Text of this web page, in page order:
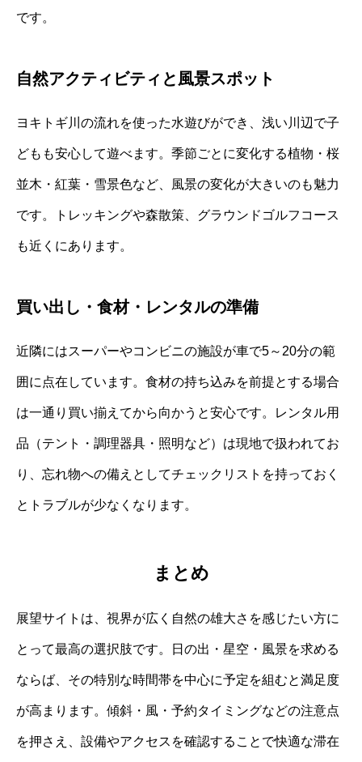
です。
自然アクティビティと風景スポット
ヨキトギ川の流れを使った水遊びができ、浅い川辺で子
どもも安心して遊べます。季節ごとに変化する植物・桜
並木・紅葉・雪景色など、風景の変化が大きいのも魅力
です。トレッキングや森散策、グラウンドゴルフコース
も近くにあります。
買い出し・食材・レンタルの準備
近隣にはスーパーやコンビニの施設が車で5～20分の範
囲に点在しています。食材の持ち込みを前提とする場合
は一通り買い揃えてから向かうと安心です。レンタル用
品（テント・調理器具・照明など）は現地で扱われてお
り、忘れ物への備えとしてチェックリストを持っておく
とトラブルが少なくなります。
まとめ
展望サイトは、視界が広く自然の雄大さを感じたい方に
とって最高の選択肢です。日の出・星空・風景を求める
ならば、その特別な時間帯を中心に予定を組むと満足度
が高まります。傾斜・風・予約タイミングなどの注意点
を押さえ、設備やアクセスを確認することで快適な滞在